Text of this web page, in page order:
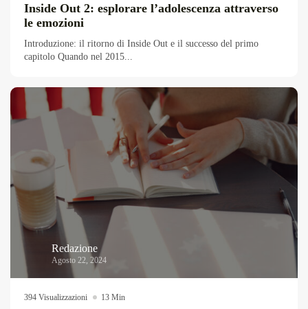
Inside Out 2: esplorare l’adolescenza attraverso
le emozioni
Introduzione: il ritorno di Inside Out e il successo del primo
capitolo Quando nel 2015...
Redazione
Agosto 22, 2024
394 Visualizzazioni 13 Min